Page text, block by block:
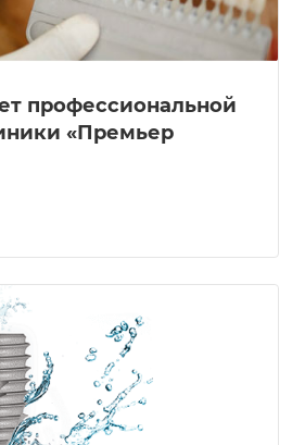
профессиональной
«Премьер